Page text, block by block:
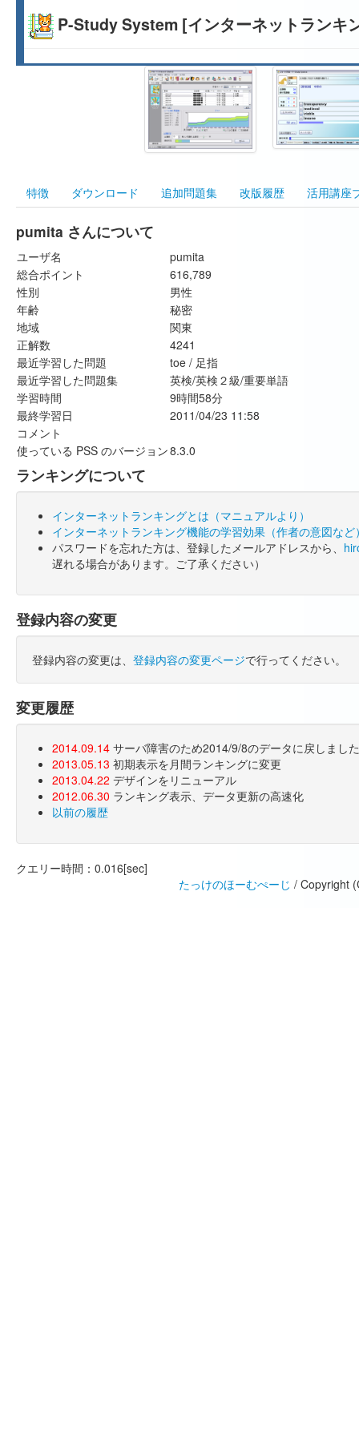
P-Study System [インターネットランキ
特徴 ダウンロード 追加問題集 改版履歴 活用講座
pumita さんについて
ユーザ名
pumita
総合ポイント
616,789
性別
男性
年齢
秘密
地域
関東
正解数
4241
最近学習した問題
toe / 足指
最近学習した問題集
英検/英検２級/重要単語
学習時間
9時間58分
最終学習日
2011/04/23 11:58
コメント
使っている PSS のバージョン8.3.0
ランキングについて
インターネットランキングとは（マニュアルより）
インターネットランキング機能の学習効果（作者の意図など
パスワードを忘れた方は、登録したメールアドレスから、
遅れる場合があります。ご了承ください）
登録内容の変更
登録内容の変更は、 登録内容の変更ページで行ってください。
変更履歴
2014.09.14 サーバ障害のため2014/9/8のデータに戻しまし
2013.05.13 初期表示を月間ランキングに変更
2013.04.22 デザインをリニューアル
2012.06.30 ランキング表示、データ更新の高速化
以前の履歴
クエリー時間：0.016[sec]
たっけのほーむぺーじ / Copyright